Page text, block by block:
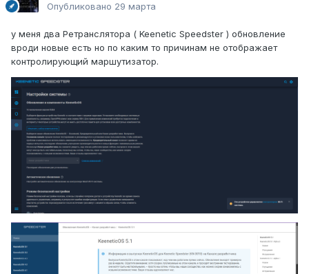
Опубликовано 29 марта
у меня два Ретранслятора ( Keenetic Speedster ) обновление
вроди новые есть но по каким то причинам не отображает
контролирующий маршутизатор.